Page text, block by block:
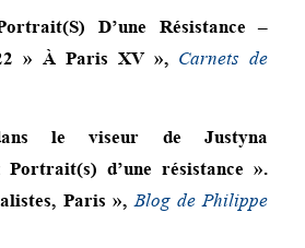
D’une Résistance –
» À Paris XV », Carnets de
le viseur de Justyna
d’une résistance ».
Paris »,Blog de Philippe